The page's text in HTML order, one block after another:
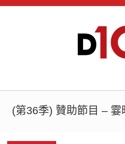
(第36季) 贊助節目 – 霎